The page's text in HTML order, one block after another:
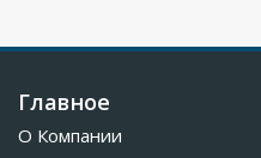
Главное
О Компании